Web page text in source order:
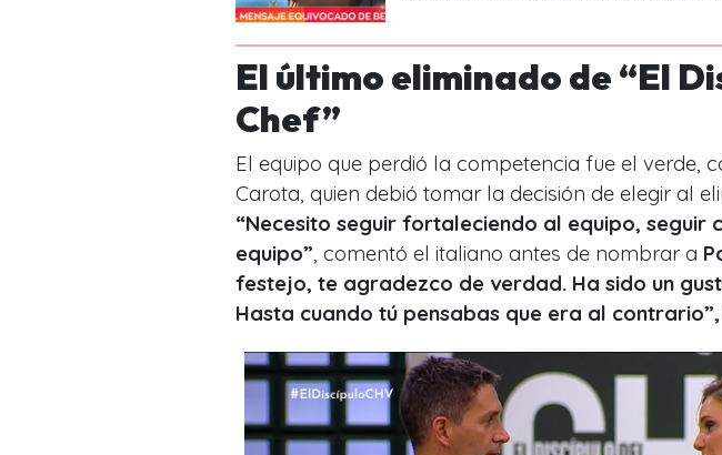
El último eliminado de “El
Chef”
El equipo que perdió la competencia fue el verde,
Carota, quien debió tomar la decisión de elegir al
“Necesito seguir fortaleciendo al equipo, seguir
equipo” , comentó el italiano antes de nombrar a
festejo, te agradezco de verdad. Ha sido un
Hasta cuando tú pensabas que era al contrario”,